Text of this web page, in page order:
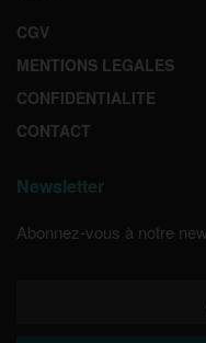
CGV
MENTIONS LEGALES
CONFIDENTIALITE
CONTACT
Newsletter
Abonnez-vous à notre